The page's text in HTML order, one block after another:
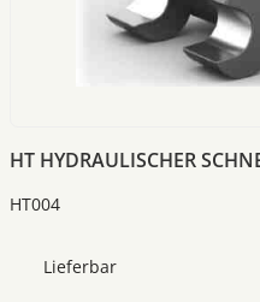
HT HYDRAULISCHER
HT004
Lieferbar